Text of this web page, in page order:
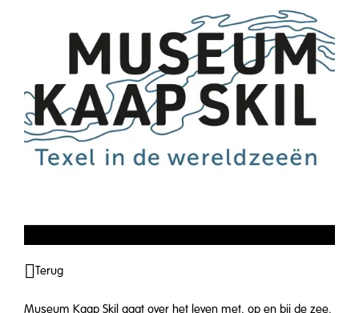
Terug
Museum Kaap Skil gaat over het leven met, op en bij de zee.